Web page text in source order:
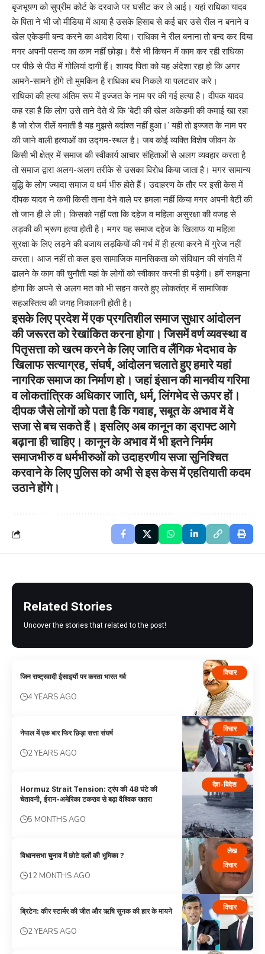
बृजभूषण को सुप्रीम कोर्ट के दरवाजे पर घसीट कर ले आई। यहां राधिका यादव
के पिता ने भी जो मीडिया में आया है उसके हिसाब से कई बार उसे रील न बनाने व
खेल एकेडमी बन्द करने का आदेश दिया। राधिका ने रील बनाना तो बन्द कर दिया
मगर अपनी पसन्द का काम नहीं छोड़ा। वैसे भी किचन में काम कर रही राधिका
पर पीछे से पीठ में गोलियां दागी हैं। शायद पिता को यह अंदेशा रहा हो कि अगर
आमने-सामने होंगे तो मुमकिन है राधिका बच निकले या पलटवार करे।
राधिका की हत्या अंतिम रूप में इज्जत के नाम पर की गई हत्या है। दीपक यादव
कह रहा है कि लोग उसे ताने देते थे कि ‘बेटी की खेल अकेडमी की कमाई खा रहा
है जो रोज रीलें बनाती है यह मुझसे बर्दाश्त नहीं हुआ।’ यही तो इज्जत के नाम पर
की जाने वाली हत्याओं का उद्गम-स्थल है। जब कोई व्यक्ति विशेष जीवन के
किसी भी क्षेत्र में समाज की स्वीकार्य आचार संहिताओं से अलग व्यवहार करता है
तो समाज द्वारा अलग-अलग तरीके से उसका विरोध किया जाता है। मगर सामान्य
बुद्धि के लोग ज्यादा समाज व धर्म भीरु होते हैं। उदाहरण के तौर पर इसी केस में
दीपक यादव ने कभी किसी ताना देने वाले पर हमला नहीं किया मगर अपनी बेटी की
तो जान ही ले ली। किसको नहीं पता कि दहेज व महिला असुरक्षा की वजह से
लड़की की भ्रूण हत्या होती है। मगर यह समाज दहेज के खिलाफ या महिला
सुरक्षा के लिए लड़ने की बजाय लड़कियों की गर्भ में ही हत्या करने में गुरेज नहीं
करता। आज नहीं तो कल इस सामाजिक मानसिकता को संविधान की संगति में
ढालने के काम की चुनौती यहां के लोगों को स्वीकार करनी ही पड़ेगी। हमें समझना
होगा कि अपने से अलग मत को भी सहन करते हुए लोकतंत्र में सामाजिक
सहअस्तित्व की जगह निकालनी होती है।
इसके लिए प्रदेश में एक प्रगतिशील समाज सुधार आंदोलन
की जरूरत को रेखांकित करना होगा। जिसमें वर्ण व्यवस्था व
पितृसत्ता को खत्म करने के लिए जाति व लैंगिक भेदभाव के
खिलाफ सत्याग्रह, संघर्ष, आंदोलन चलाते हुए हमारे यहां
नागरिक समाज का निर्माण हो। जहां इंसान की मानवीय गरिमा
व लोकतांत्रिक अधिकार जाति, धर्म, लिंगभेद से ऊपर हों।
दीपक जैसे लोगों को पता है कि गवाह, सबूत के अभाव में वे
सजा से बच सकते हैं। इसलिए अब कानून का ड्राफ्ट आगे
बढ़ाना ही चाहिए। कानून के अभाव में भी इतने निर्मम
समाजभीरु व धर्मभीरुओं को उदाहरणीय सजा सुनिश्चित
करवाने के लिए पुलिस को अभी से इस केस में एहतियाती कदम
उठाने होंगे।
Related Stories
Uncover the stories that related to the post!
विचार
जिन राष्ट्रवादी ईसाइयों पर करता भारत गर्व
4 YEARS AGO
विचार
नेपाल में एक बार फिर छिड़ा सत्ता संघर्ष
2 YEARS AGO
देश-विदेश
Hormuz Strait Tension: ट्रंप की 48 घंटे की
चेतावनी, ईरान-अमेरिका टकराव से बढ़ा वैश्विक खतरा
5 MONTHS AGO
लेख
विचार
विधानसभा चुनाव में छोटे दलों की भूमिका ?
12 MONTHS AGO
विचार
ब्रिटेन: कीर स्टार्मर की जीत और ऋषि सुनक की हार के मायने
2 YEARS AGO